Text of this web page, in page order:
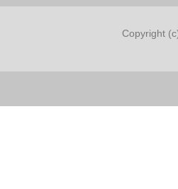
умственно
детей и
изучения
Copyright